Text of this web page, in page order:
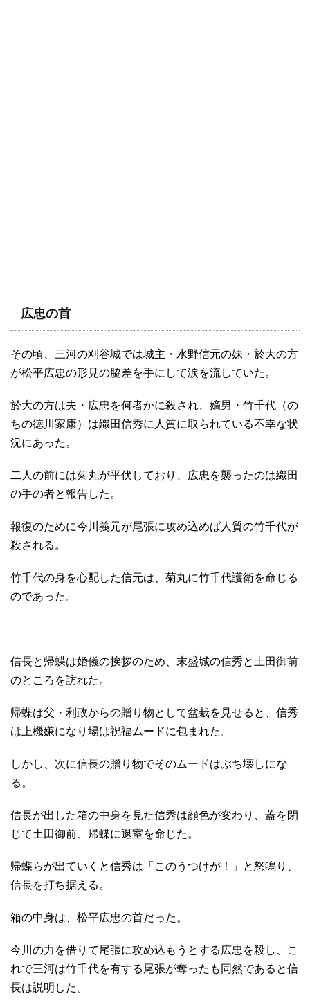
広忠の首
その頃、三河の刈谷城では城主・水野信元の妹・於大の方
が松平広忠の形見の脇差を手にして涙を流していた。
於大の方は夫・広忠を何者かに殺され、嫡男・竹千代（の
ちの徳川家康）は織田信秀に人質に取られている不幸な状
況にあった。
二人の前には菊丸が平伏しており、広忠を襲ったのは織田
の手の者と報告した。
報復のために今川義元が尾張に攻め込めば人質の竹千代が
殺される。
竹千代の身を心配した信元は、菊丸に竹千代護衛を命じる
のであった。
信長と帰蝶は婚儀の挨拶のため、末盛城の信秀と土田御前
のところを訪れた。
帰蝶は父・利政からの贈り物として盆栽を見せると、信秀
は上機嫌になり場は祝福ムードに包まれた。
しかし、次に信長の贈り物でそのムードはぶち壊しにな
る。
信長が出した箱の中身を見た信秀は顔色が変わり、蓋を閉
じて土田御前、帰蝶に退室を命じた。
帰蝶らが出ていくと信秀は「このうつけが！」と怒鳴り、
信長を打ち据える。
箱の中身は、松平広忠の首だった。
今川の力を借りて尾張に攻め込もうとする広忠を殺し、こ
れで三河は竹千代を有する尾張が奪ったも同然であると信
長は説明した。